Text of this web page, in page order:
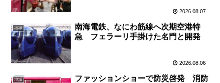
2026.08.07
地域
南海電鉄、なにわ筋線へ次期空港特
急 フェラーリ手掛けた名門と開発
2026.08.06
地域
ファッションショーで防災啓発 消防